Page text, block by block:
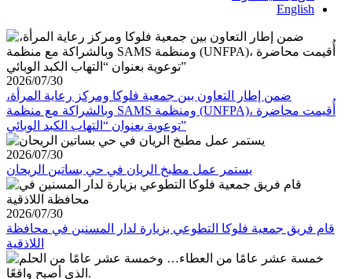
English
2026/07/30
ضمن إطار التعاون بين جمعية فلوكا ومركز رعاية المرأة،
وبالشراكة مع منظمة SAMS ومنظمة (UNFPA)، أُقيمت محاضرة
توعوية بعنوان “التهاب الكبد الوبائي”
2026/07/30
يستمر عمل مطبخ الريان في حي بساتين الريحان
2026/07/30
قام فريق جمعية فلوكا التطوعي بزيارة لدار المسنين في محافظة
اللاذقية